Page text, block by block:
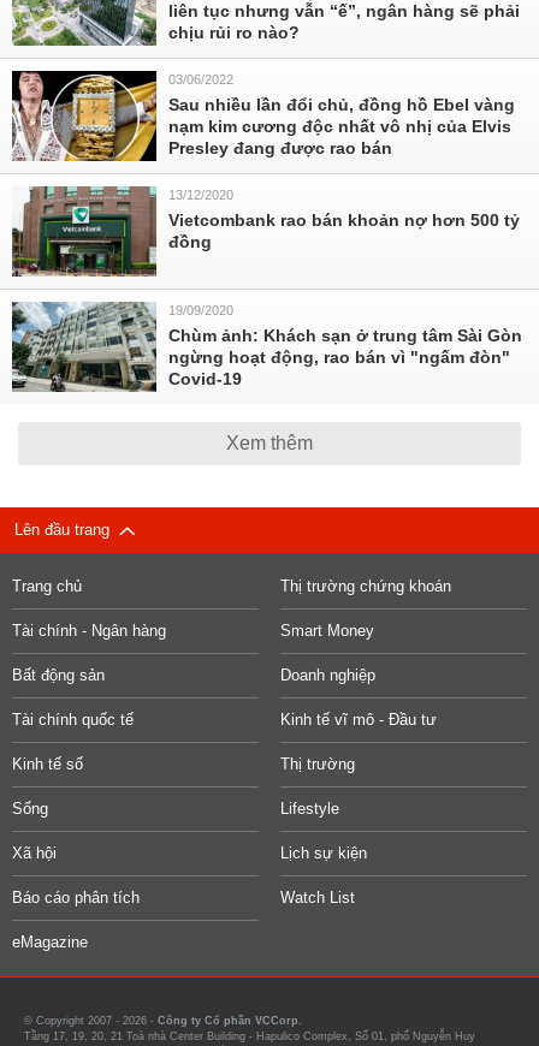
liên tục nhưng vẫn “ế”, ngân hàng sẽ phải
chịu rủi ro nào?
03/06/2022
Sau nhiều lần đổi chủ, đồng hồ Ebel vàng
nạm kim cương độc nhất vô nhị của Elvis
Presley đang được rao bán
13/12/2020
Vietcombank rao bán khoản nợ hơn 500 tỷ
đồng
19/09/2020
Chùm ảnh: Khách sạn ở trung tâm Sài Gòn
ngừng hoạt động, rao bán vì "ngấm đòn"
Covid-19
Xem thêm
Lên đầu trang
Trang chủ Thị trường chứng khoán
Tài chính - Ngân hàng Smart Money
Bất động sản Doanh nghiệp
Tài chính quốc tế Kinh tế vĩ mô - Đầu tư
Kinh tế số Thị trường
Sống Lifestyle
Xã hội Lịch sự kiện
Báo cáo phân tích Watch List
eMagazine
© Copyright 2007 - 2026 - Công ty Cổ phần VCCorp.
Tầng 17, 19, 20, 21 Toà nhà Center Building - Hapulico Complex, Số 01, phố Nguyễn Huy